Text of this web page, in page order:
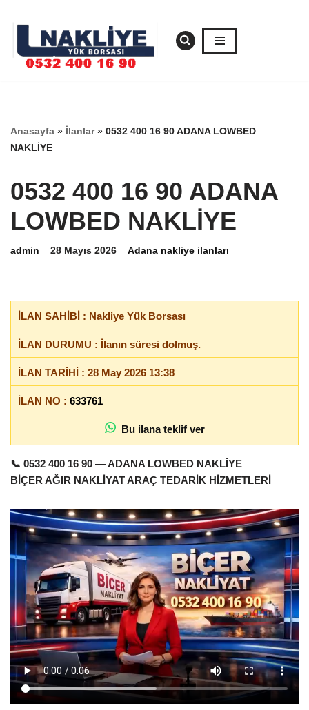
geç
Anasayfa » İlanlar» 0532 400 16 90 ADANA LOWBED
NAKLİYE
0532 400 16 90 ADANA
LOWBED NAKLİYE
admin 28 Mayıs 2026 Adana nakliye ilanları
İLAN SAHİBİ : Nakliye Yük Borsası
İLAN DURUMU : İlanın süresi dolmuş.
İLAN TARİHİ : 28 May 2026 13:38
İLAN NO : 633761
Bu ilana teklif ver
📞 0532 400 16 90 — ADANA LOWBED NAKLİYE
BİÇER AĞIR NAKLİYAT ARAÇ TEDARİK HİZMETLERİ